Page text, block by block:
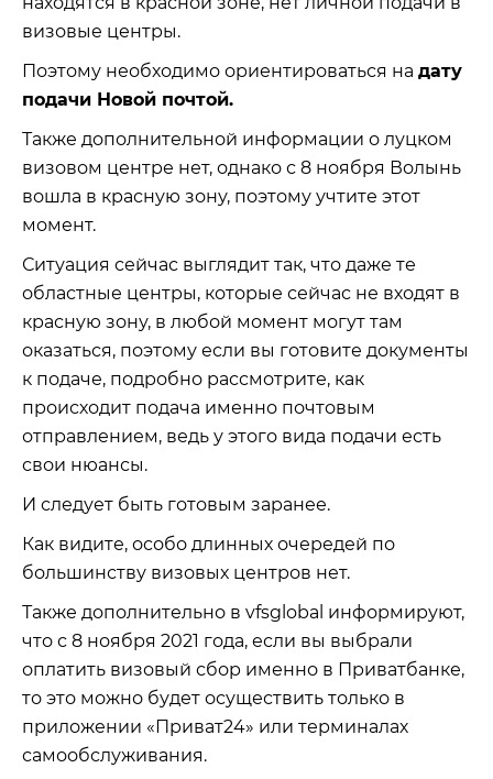
визовые центры.
Поэтому необходимо ориентироваться на дату
подачи Новой почтой.
Также дополнительной информации о луцком
визовом центре нет, однако с 8 ноября Волынь
вошла в красную зону, поэтому учтите этот
момент.
Ситуация сейчас выглядит так, что даже те
областные центры, которые сейчас не входят в
красную зону, в любой момент могут там
оказаться, поэтому если вы готовите документы
к подаче, подробно рассмотрите, как
происходит подача именно почтовым
отправлением, ведь у этого вида подачи есть
свои нюансы.
И следует быть готовым заранее.
Как видите, особо длинных очередей по
большинству визовых центров нет.
Также дополнительно в vfsglobal информируют,
что с 8 ноября 2021 года, если вы выбрали
оплатить визовый сбор именно в Приватбанке,
то это можно будет осуществить только в
приложении «Приват24» или терминалах
самообслуживания.